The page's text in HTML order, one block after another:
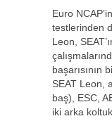
Euro
testlerinden
Leon,
başarısının
SEAT Leon,
baş), ESC,
iki arka